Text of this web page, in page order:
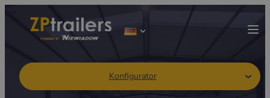
Konfigurator